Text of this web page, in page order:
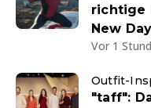
richtige
New
Vor 1
Outfit-
"taff":